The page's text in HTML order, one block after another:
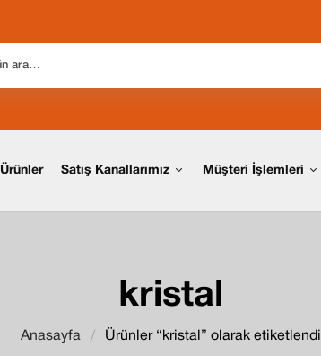
Ürünler Satış Kanallarımız Müşteri İşlemleri
kristal
Anasayfa Ürünler “kristal” olarak etiketlendi